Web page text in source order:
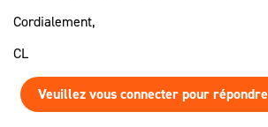
Cordialement,
CL
Veuillez vous connecter pour répondre